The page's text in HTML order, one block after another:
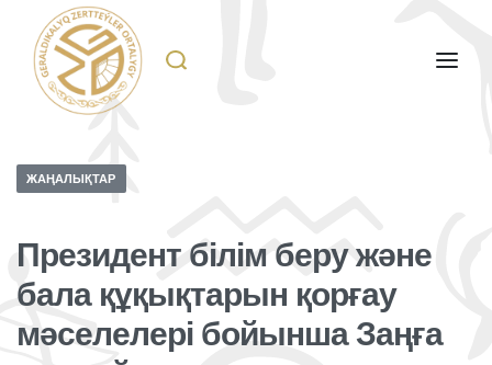
ЖАҢАЛЫҚТАР
Президент білім беру және
бала құқықтарын қорғау
мәселелері бойынша Заңға